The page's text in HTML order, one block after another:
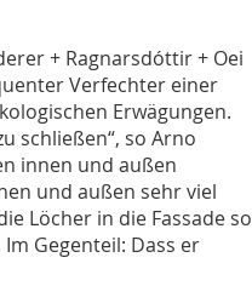
+ Ragnarsdóttir + Oei
Verfechter einer
Erwägungen.
schließen“, so Arno
innen und außen
und außen sehr viel
Löcher in die Fassade so
Gegenteil: Dass er